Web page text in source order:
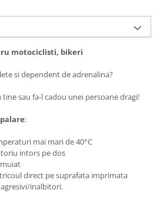
motociclisti, bikeri
si dependent de adrenalina?
sau fa-l cadou unei persoane dragi!
:
mai mari de 40°C
intors pe dos
direct pe suprafata imprimata
inalbitori.